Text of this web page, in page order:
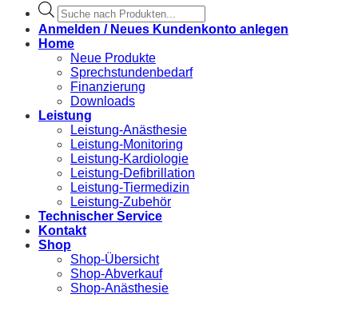
Products
search
Anmelden / Neues Kundenkonto anlegen
Home
Neue Produkte
Sprechstundenbedarf
Finanzierung
Downloads
Leistung
Leistung-Anästhesie
Leistung-Monitoring
Leistung-Kardiologie
Leistung-Defibrillation
Leistung-Tiermedizin
Leistung-Zubehör
Technischer Service
Kontakt
Shop
Shop-Übersicht
Shop-Abverkauf
Shop-Anästhesie